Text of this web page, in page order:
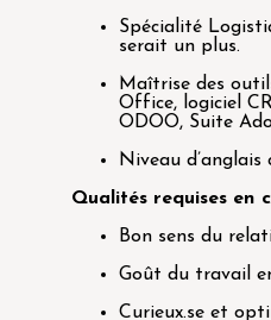
Spécialité
serait un plus.
Maîtrise des
Office, logiciel
ODOO, Suite
Niveau
Qualités requises en
Bon sens du
Goût du travail
Curieux.se et